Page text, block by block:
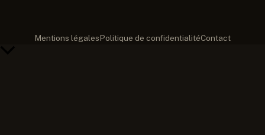
Mentions légalesPolitique de confidentialitéContact